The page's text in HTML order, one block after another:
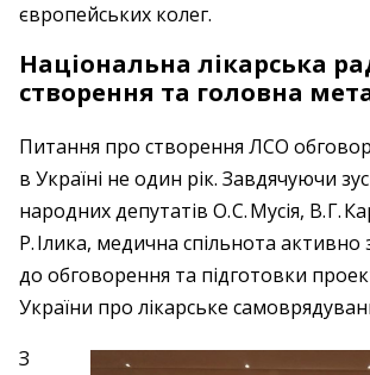
європейських колег.
Національна лікарська
створення та головна
Питання про створення ЛСО
в Україні не один рік. Завдячуючи
народних депутатів О. С. Мусія, В. Г.
Р. Ілика, медична спільнота активно
до обговорення та підготовки
України про лікарське
З